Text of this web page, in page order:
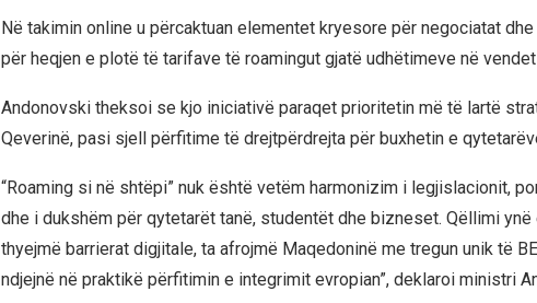
Në takimin online u përcaktuan elementet kryesore për negociatat
për heqjen e plotë të tarifave të roamingut gjatë udhëtimeve në
Andonovski theksoi se kjo iniciativë paraqet prioritetin më të lartë
Qeverinë, pasi sjell përfitime të drejtpërdrejta për buxhetin e
“Roaming si në shtëpi” nuk është vetëm harmonizim i legjislacionit,
dhe i dukshëm për qytetarët tanë, studentët dhe bizneset. Qëllimi ynë
thyejmë barrierat digjitale, ta afrojmë Maqedoninë me tregun unik të
ndjejnë në praktikë përfitimin e integrimit evropian”, deklaroi ministri